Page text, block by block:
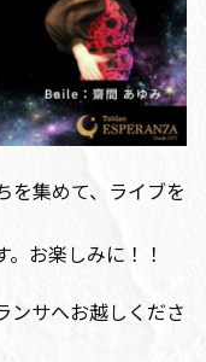
を集めて、ライブを
お楽しみに！！
ンサへお越しくださ